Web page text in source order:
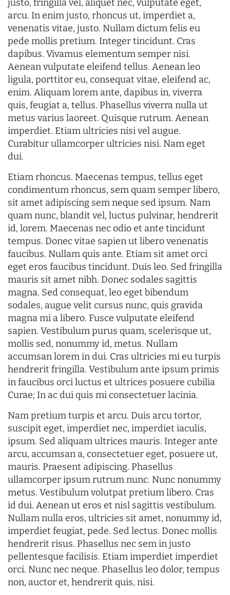
justo, fringilla vel, aliquet nec, vulputate eget,
arcu. In enim justo, rhoncus ut, imperdiet a,
venenatis vitae, justo. Nullam dictum felis eu
pede mollis pretium. Integer tincidunt. Cras
dapibus. Vivamus elementum semper nisi.
Aenean vulputate eleifend tellus. Aenean leo
ligula, porttitor eu, consequat vitae, eleifend ac,
enim. Aliquam lorem ante, dapibus in, viverra
quis, feugiat a, tellus. Phasellus viverra nulla ut
metus varius laoreet. Quisque rutrum. Aenean
imperdiet. Etiam ultricies nisi vel augue.
Curabitur ullamcorper ultricies nisi. Nam eget
dui.
Etiam rhoncus. Maecenas tempus, tellus eget
condimentum rhoncus, sem quam semper libero,
sit amet adipiscing sem neque sed ipsum. Nam
quam nunc, blandit vel, luctus pulvinar, hendrerit
id, lorem. Maecenas nec odio et ante tincidunt
tempus. Donec vitae sapien ut libero venenatis
faucibus. Nullam quis ante. Etiam sit amet orci
eget eros faucibus tincidunt. Duis leo. Sed fringilla
mauris sit amet nibh. Donec sodales sagittis
magna. Sed consequat, leo eget bibendum
sodales, augue velit cursus nunc, quis gravida
magna mi a libero. Fusce vulputate eleifend
sapien. Vestibulum purus quam, scelerisque ut,
mollis sed, nonummy id, metus. Nullam
accumsan lorem in dui. Cras ultricies mi eu turpis
hendrerit fringilla. Vestibulum ante ipsum primis
in faucibus orci luctus et ultrices posuere cubilia
Curae; In ac dui quis mi consectetuer lacinia.
Nam pretium turpis et arcu. Duis arcu tortor,
suscipit eget, imperdiet nec, imperdiet iaculis,
ipsum. Sed aliquam ultrices mauris. Integer ante
arcu, accumsan a, consectetuer eget, posuere ut,
mauris. Praesent adipiscing. Phasellus
ullamcorper ipsum rutrum nunc. Nunc nonummy
metus. Vestibulum volutpat pretium libero. Cras
id dui. Aenean ut eros et nisl sagittis vestibulum.
Nullam nulla eros, ultricies sit amet, nonummy id,
imperdiet feugiat, pede. Sed lectus. Donec mollis
hendrerit risus. Phasellus nec sem in justo
pellentesque facilisis. Etiam imperdiet imperdiet
orci. Nunc nec neque. Phasellus leo dolor, tempus
non, auctor et, hendrerit quis, nisi.